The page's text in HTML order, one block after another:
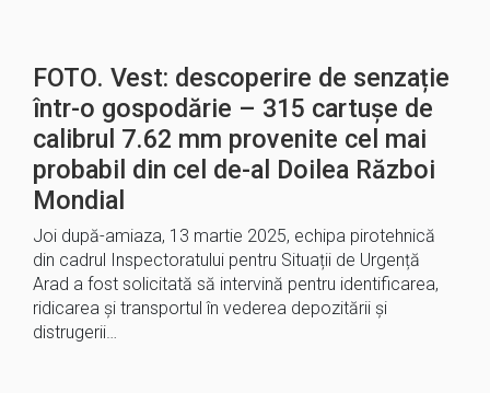
FOTO. Vest: descoperire de senzație
într-o gospodărie – 315 cartușe de
calibrul 7.62 mm provenite cel mai
probabil din cel de-al Doilea Război
Mondial
Joi după-amiaza, 13 martie 2025, echipa pirotehnică
din cadrul Inspectoratului pentru Situații de Urgență
Arad a fost solicitată să intervină pentru identificarea,
ridicarea și transportul în vederea depozitării și
distrugerii…